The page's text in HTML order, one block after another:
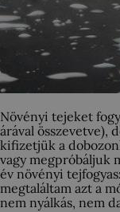
Növényi tejeket
árával összevetve),
kifizetjük a
vagy megpróbáljuk
év növényi
megtaláltam azt a
nem nyálkás, nem